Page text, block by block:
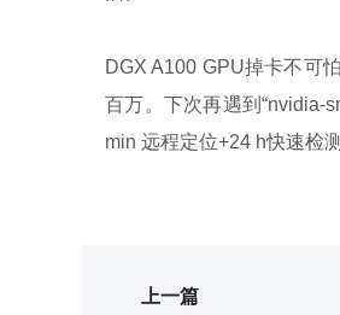
DGX A100 GPU掉卡不可
百万。下次再遇到“nvidia-
min 远程定位+24 h快速检
上一篇